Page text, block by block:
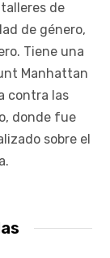
de
de género,
Tiene una
Manhattan
contra las
donde fue
sobre el